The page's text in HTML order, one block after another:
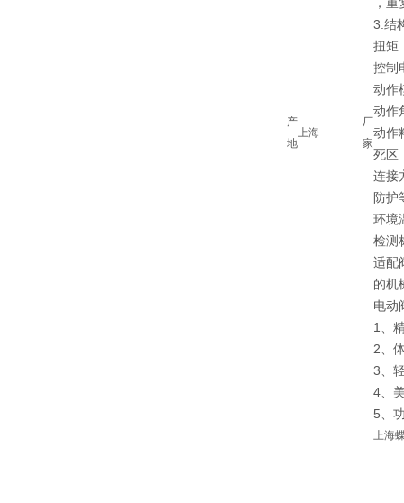
产
地
上海
厂
家
3.结
扭矩
控制
动作
动作
动作
死区
连接
防护
环境
检测
适配
的机
电动
1、
2、
3、
4、
5、
上海